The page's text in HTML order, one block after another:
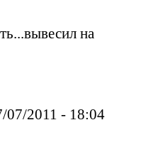
на
07/2011 - 18:04